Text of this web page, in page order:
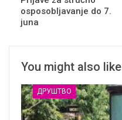
osposobljavanje do 7.
juna
You might also like
ДРУШТВО